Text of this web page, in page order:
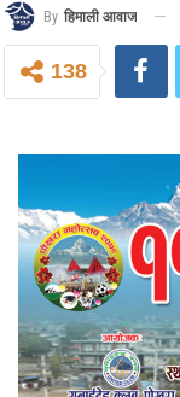
By हिमाली आवाज
138